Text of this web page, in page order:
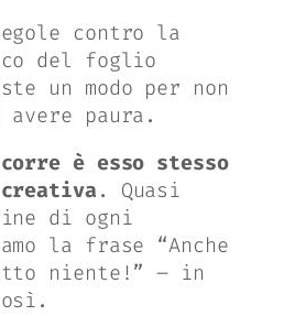
contro la
del foglio
un modo per non
paura.
è esso stesso
creativa . Quasi
di ogni
la frase “Anche
niente!” – in